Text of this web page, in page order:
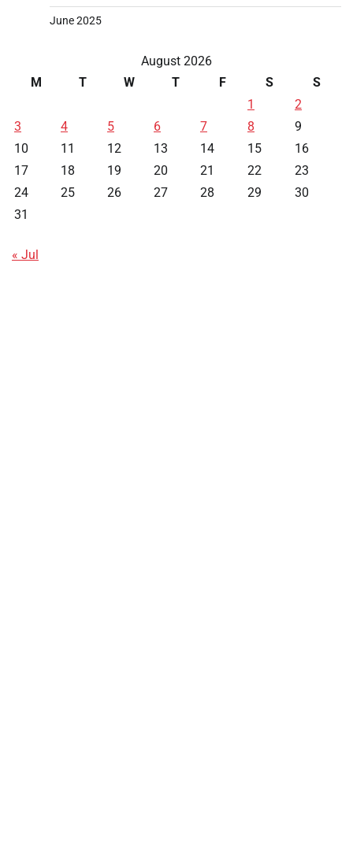
June 2025
August 2026
M
T W T F S
S
1
2
3
4 5 6 7 8
9
10
11 12 13 14 15
16
17
18 19 20 21 22
23
24
25 26 27 28 29
30
31
« Jul